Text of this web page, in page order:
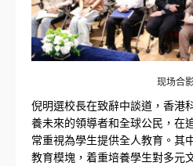
现场合
倪明選校長在致辭中談道，香港
養未來的領導者和全球公民，在
常重視為學生提供全人教育。其
教育模塊，着重培養學生對多元